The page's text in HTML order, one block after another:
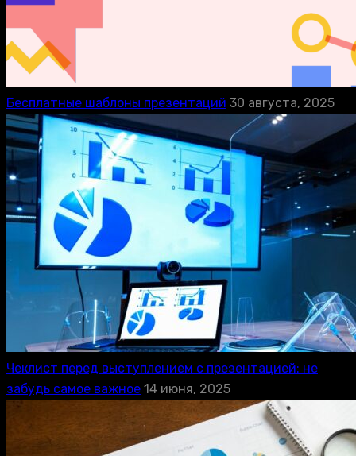
Бесплатные шаблоны презентаций 30 августа, 2025
Чеклист перед выступлением с презентацией: не
забудь самое важное 14 июня, 2025